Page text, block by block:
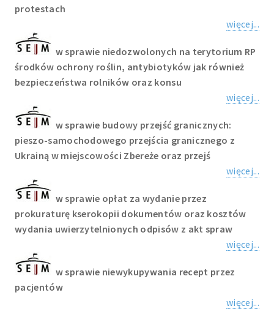
protestach
więcej...
w sprawie niedozwolonych na terytorium RP
środków ochrony roślin, antybiotyków jak również
bezpieczeństwa rolników oraz konsu
więcej...
w sprawie budowy przejść granicznych:
pieszo-samochodowego przejścia granicznego z
Ukrainą w miejscowości Zbereże oraz przejś
więcej...
w sprawie opłat za wydanie przez
prokuraturę kserokopii dokumentów oraz kosztów
wydania uwierzytelnionych odpisów z akt spraw
więcej...
w sprawie niewykupywania recept przez
pacjentów
więcej...